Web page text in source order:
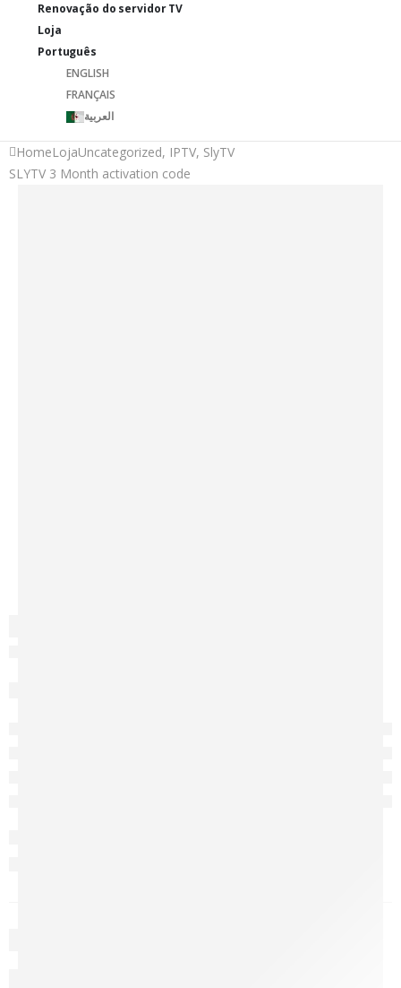
Renovação do servidor TV
Loja
Português
ENGLISH
FRANÇAIS
العربية
HomeLojaUncategorized, IPTV, SlyTV
SLYTV 3 Month activation code